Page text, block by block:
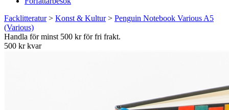
Facklitteratur> Konst & Kultur> Penguin Notebook Various A5
(Various)
Handla för minst 500 kr för fri frakt.
500 kr kvar